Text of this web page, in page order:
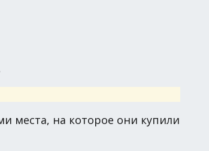
места, на которое они купили